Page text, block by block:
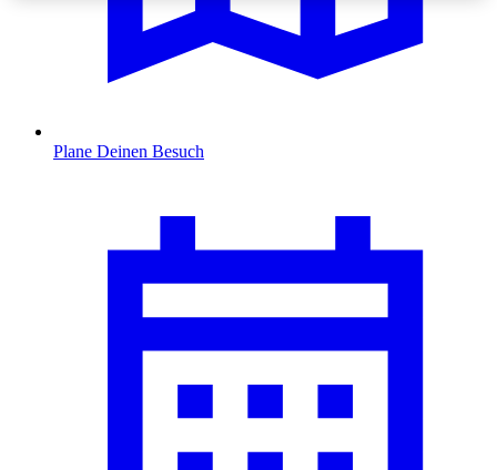
Plane Deinen Besuch